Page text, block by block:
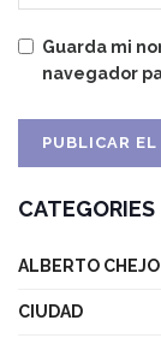
Guarda mi
navegador
CATEGORIES
ALBERTO
CIUDAD